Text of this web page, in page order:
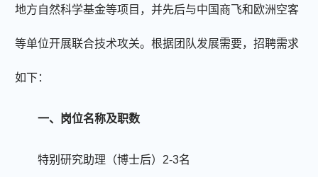
地方自然科学基金等项目，并先后与中国商飞和欧洲空客
等单位开展联合技术攻关。根据团队发展需要，招聘需求
如下：
一、岗位名称及职数
特别研究助理（博士后） 2-3名